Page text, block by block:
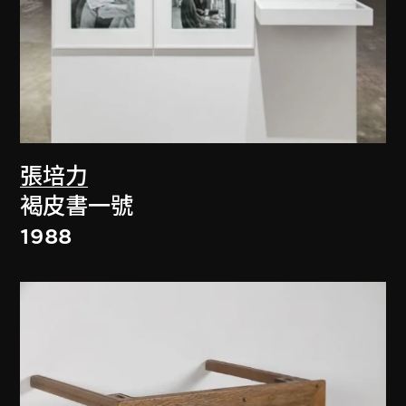
張培力
褐皮書一號
1988